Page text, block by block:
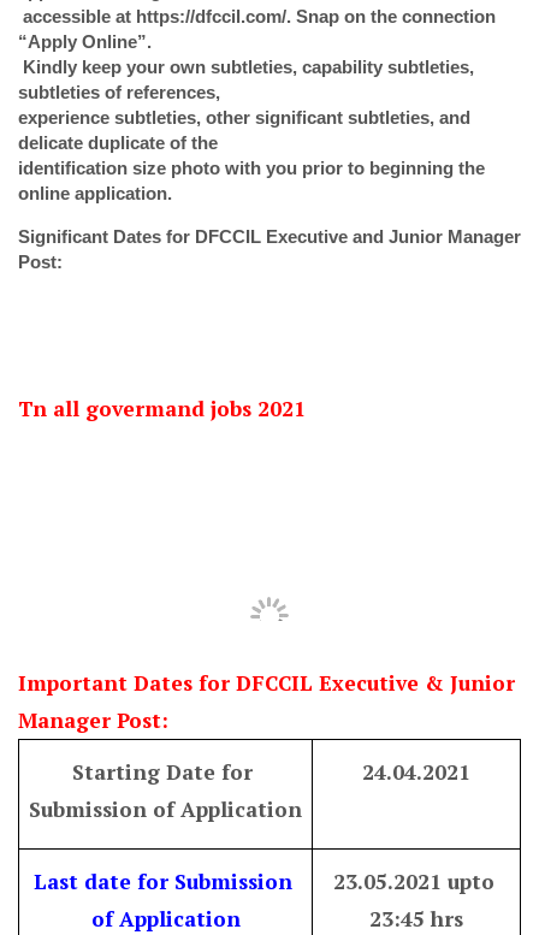
“Apply Online”.
subtleties of references,
experience subtleties, other significant subtleties, and
delicate duplicate of the
identification size photo with you prior to beginning the
online application.
Significant Dates for DFCCIL Executive and Junior Manager
Post:
Tn all govermand jobs 2021
Important Dates for DFCCIL Executive & Junior
Manager Post:
Starting Date for
Submission of Application
24.04.2021
Last date for Submission
of Application
23.05.2021 upto
23:45 hrs